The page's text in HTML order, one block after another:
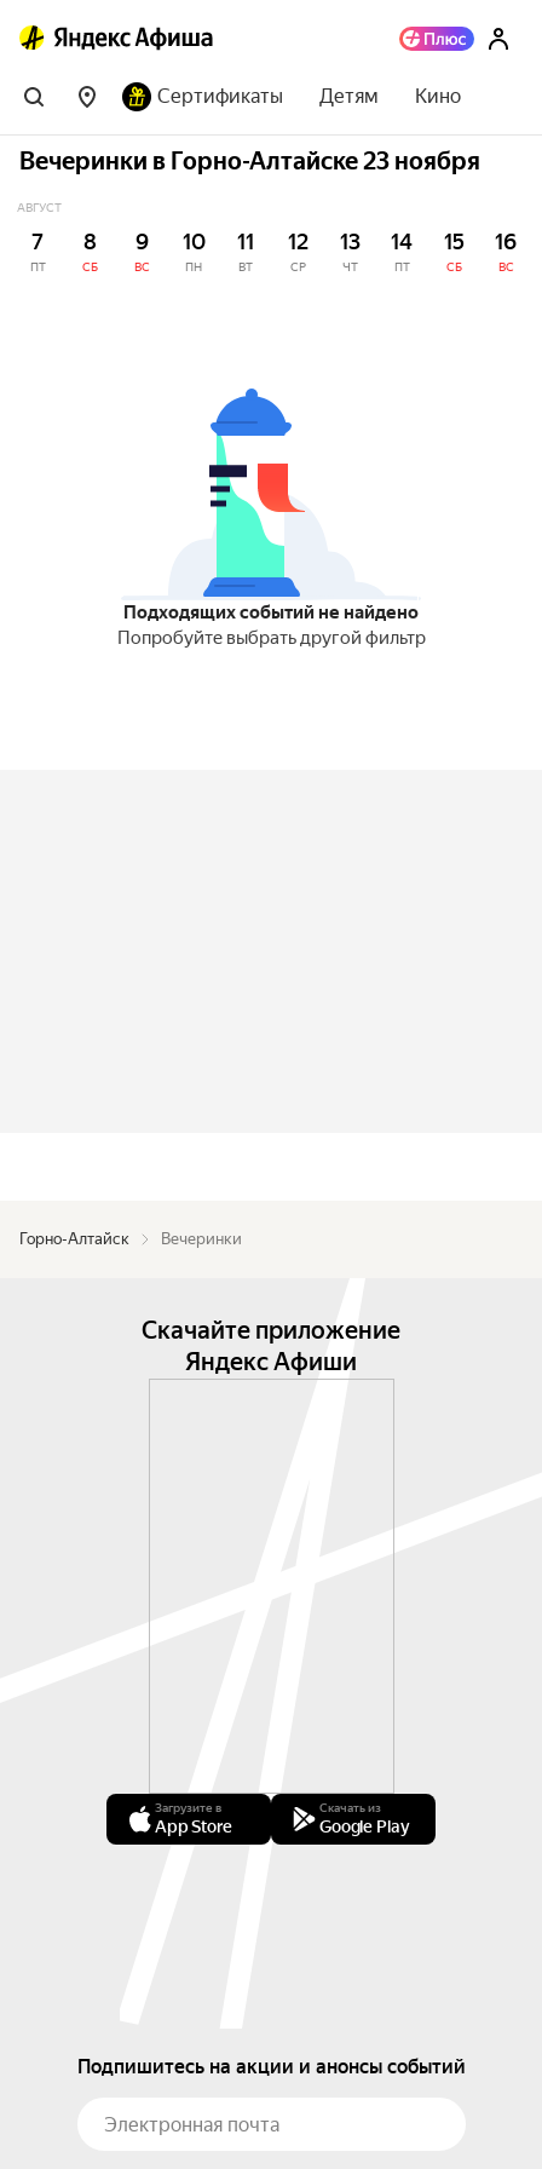
Сертификаты Детям Кино
Вечеринки в Горно-Алтайске 23 ноября
АВГУСТ
7
ПТ
8
СБ
9
ВС
10
ПН
11
ВТ
12
СР
13
ЧТ
14
ПТ
15
СБ
16
ВС
Подходящих событий не найдено
Попробуйте выбрать другой фильтр
Горно-Алтайск Вечеринки
Скачайте приложение
Яндекс Афиши
Загрузите в
App Store
Скачать из
Google Play
Подпишитесь на акции и анонсы событий